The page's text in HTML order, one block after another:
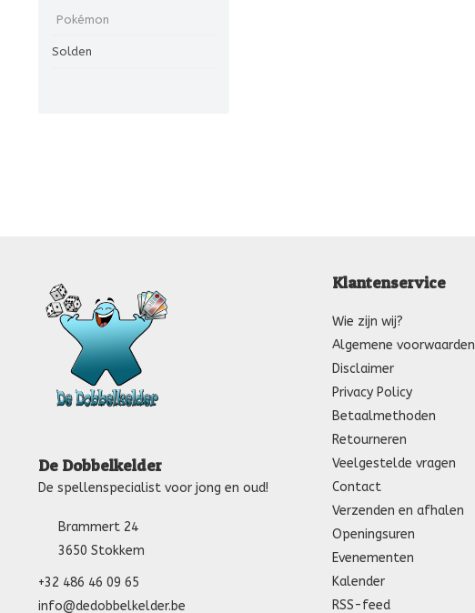
Pokémon
Solden
De Dobbelkelder
De spellenspecialist voor jong en oud!
Brammert 24
3650 Stokkem
+32 486 46 09 65
info@dedobbelkelder.be
Klantenservice
Wie zijn wij?
Algemene voorwaarden
Disclaimer
Privacy Policy
Betaalmethoden
Retourneren
Veelgestelde vragen
Contact
Verzenden en afhalen
Openingsuren
Evenementen
Kalender
RSS-feed